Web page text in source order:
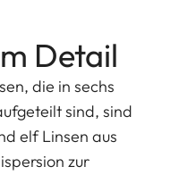
Detail
die in sechs
sind, sind
elf Linsen aus
zur